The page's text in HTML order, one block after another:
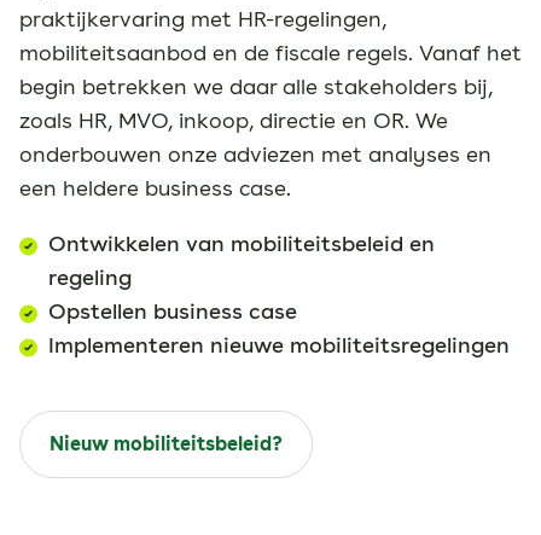
praktijkervaring met HR-regelingen,
mobiliteitsaanbod en de fiscale regels. Vanaf het
begin betrekken we daar alle stakeholders bij,
zoals HR, MVO, inkoop, directie en OR. We
onderbouwen onze adviezen met analyses en
een heldere business case.
Ontwikkelen van mobiliteitsbeleid en
regeling
Opstellen business case
Implementeren nieuwe mobiliteitsregelingen
Nieuw mobiliteitsbeleid?